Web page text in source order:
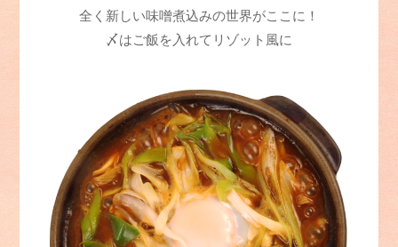
全く新しい味噌煮込みの世界がここに！
〆はご飯を入れてリゾット風に